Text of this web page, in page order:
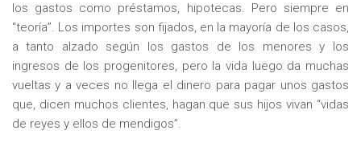
los gastos como préstamos, hipotecas. Pero siempre en
“teoría”. Los importes son fijados, en la mayoría de los casos,
a tanto alzado según los gastos de los menores y los
ingresos de los progenitores, pero la vida luego da muchas
vueltas y a veces no llega el dinero para pagar unos gastos
que, dicen muchos clientes, hagan que sus hijos vivan “vidas
de reyes y ellos de mendigos”.